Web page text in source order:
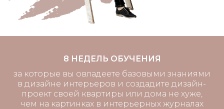
8 НЕДЕЛЬ ОБУЧЕНИЯ
за которые вы овладеете базовыми знаниями
в дизайне интерьеров и создадите дизайн-
проект своей квартиры или дома не хуже,
чем на картинках в интерьерных журналах